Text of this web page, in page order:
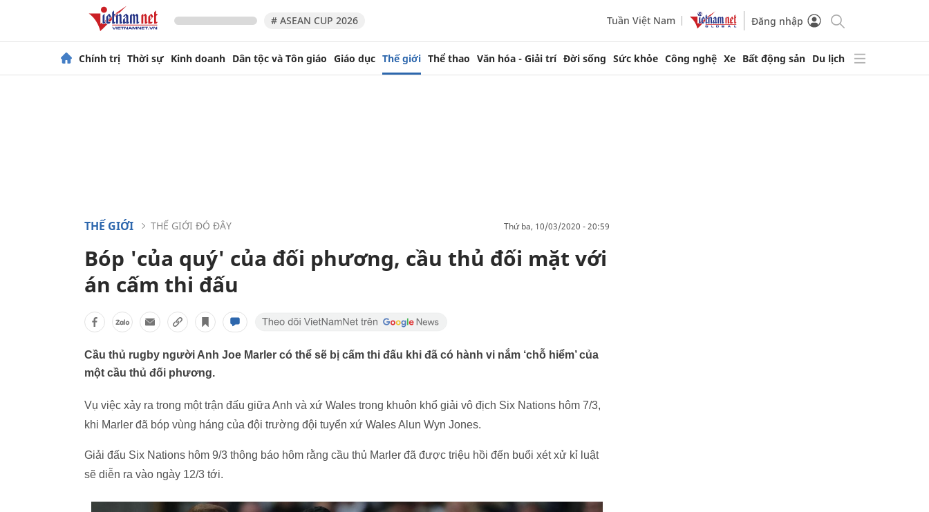
# ASEAN CUP 2026 Tuần Việt Nam Đăng nhập
Chính trị Thời sự Kinh doanh Dân tộc và Tôn giáo Giáo dục Thế giới Thể thao Văn hóa - Giải trí Đời sống Sức khỏe Công nghệ Xe Bất động sản Du lịch
THẾ GIỚI THẾ GIỚI ĐÓ ĐÂY thứ ba, 10/03/2020 - 20:59
Bóp 'của quý' của đối phương, cầu thủ đối mặt với
án cấm thi đấu
Cầu thủ rugby người Anh Joe Marler có thể sẽ bị cấm thi đấu khi đã có hành vi nắm ‘chỗ hiểm’ của
một cầu thủ đối phương.
Vụ việc xảy ra trong một trận đấu giữa Anh và xứ Wales trong khuôn khổ giải vô địch Six Nations hôm 7/3,
khi Marler đã bóp vùng háng của đội trường đội tuyển xứ Wales Alun Wyn Jones.
Giải đấu Six Nations hôm 9/3 thông báo hôm rằng cầu thủ Marler đã được triệu hồi đến buổi xét xử kỉ luật
sẽ diễn ra vào ngày 12/3 tới.